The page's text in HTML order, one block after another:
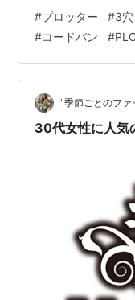
な配達の荷物です
PLOTTER Online
ダー ムラ染めコー
たのです。
長く付き合える道
#プロッター #3
#コードバン #
"季節ごとのファ
30代女性に人気